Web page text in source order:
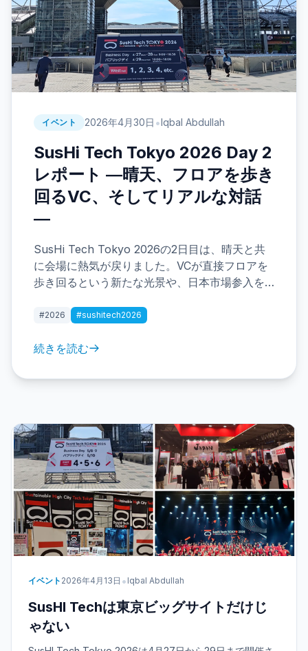
イベント 2026年4月30日 •Iqbal Abdullah
SusHi Tech Tokyo 2026 Day 2
レポート ―晴天、フロアを歩き
回るVC、そしてリアルな対話
―
SusHi Tech Tokyo 2026の2日目は、晴天と共
に会場に熱気が戻りました。VCが直接フロアを
歩き回るという新たな光景や、日本市場参入を
場でしか得られないリアルな知見をレポートし
は何か、詳しく解説します。
#2026 #sushitech2026
続きを読む
イベント 2026年4月13日 • Iqbal Abdullah
SusHI Techは東京ビッグサイトだけじ
ゃない